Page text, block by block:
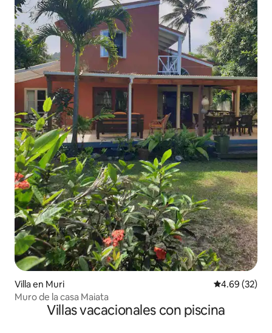
Villa en Muri Calificación
4.69 (32)
Muro de la casa Maiata
Villas vacacionales con piscina